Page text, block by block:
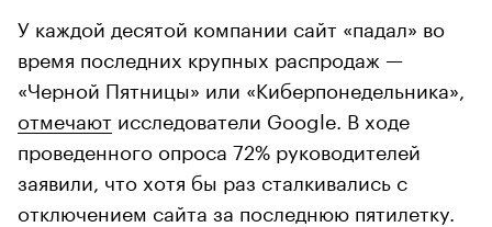
У каждой десятой компании сайт «падал» во
время последних крупных распродаж —
«Черной Пятницы» или «Киберпонедельника»,
отмечают исследователи Google. В ходе
проведенного опроса 72% руководителей
заявили, что хотя бы раз сталкивались с
отключением сайта за последнюю пятилетку.